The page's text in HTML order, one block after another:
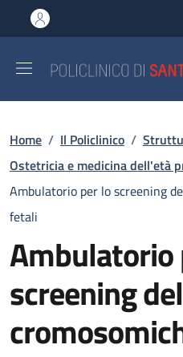
al contenuto principale
to footer content
Briciole di pane
Home / Il Policlinico /
Ostetricia e medicina dell'età
Ambulatorio per lo screening
fetali
Ambulatorio
screening